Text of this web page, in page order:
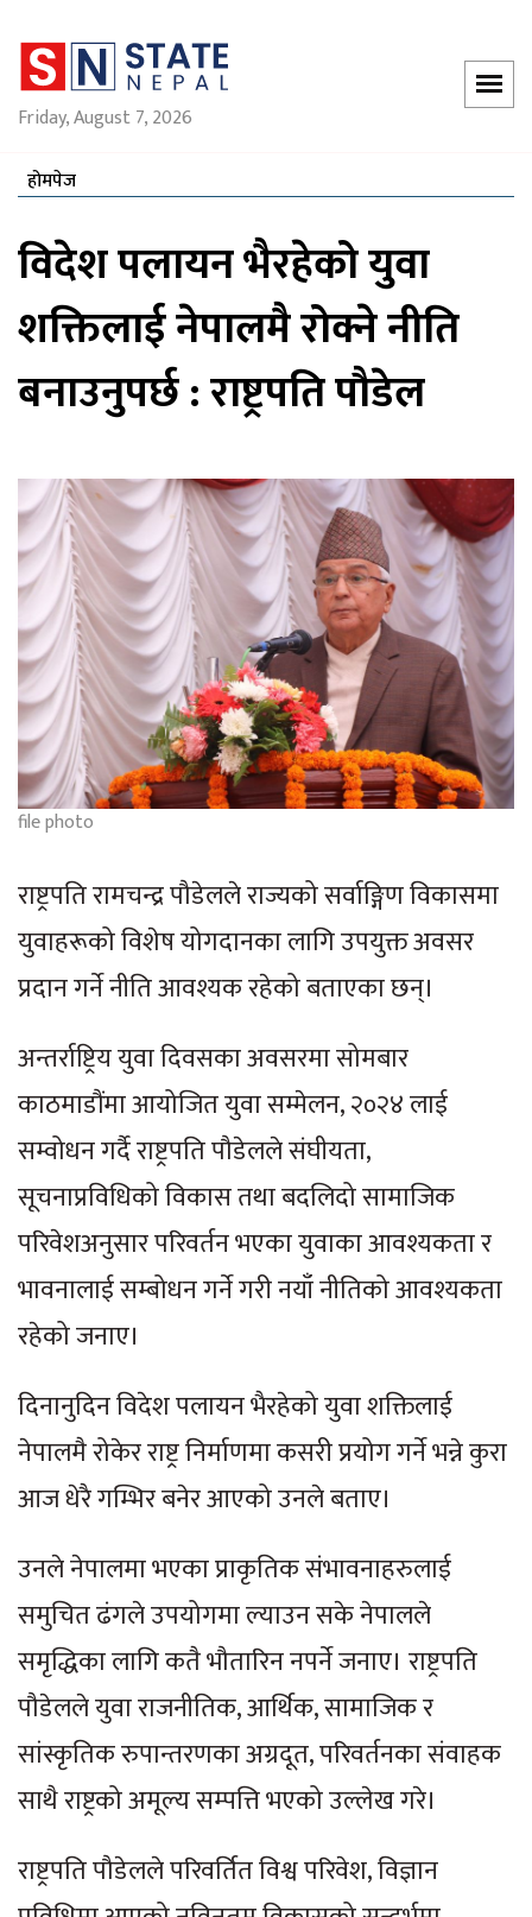
Friday, August 7, 2026
होमपेज
विदेश पलायन भैरहेको युवा
शक्तिलाई नेपालमै रोक्ने नीति
बनाउनुपर्छ : राष्ट्रपति पौडेल
file photo
राष्ट्रपति रामचन्द्र पौडेलले राज्यको सर्वाङ्गिण विकासमा
युवाहरूको विशेष योगदानका लागि उपयुक्त अवसर
प्रदान गर्ने नीति आवश्यक रहेको बताएका छन्।
अन्तर्राष्ट्रिय युवा दिवसका अवसरमा सोमबार
काठमाडौंमा आयोजित युवा सम्मेलन, २०२४ लाई
सम्वोधन गर्दै राष्ट्रपति पौडेलले संघीयता,
सूचनाप्रविधिको विकास तथा बदलिदो सामाजिक
परिवेशअनुसार परिवर्तन भएका युवाका आवश्यकता र
भावनालाई सम्बोधन गर्ने गरी नयाँ नीतिको आवश्यकता
रहेको जनाए।
दिनानुदिन विदेश पलायन भैरहेको युवा शक्तिलाई
नेपालमै रोकेर राष्ट्र निर्माणमा कसरी प्रयोग गर्ने भन्ने कुरा
आज धेरै गम्भिर बनेर आएको उनले बताए।
उनले नेपालमा भएका प्राकृतिक संभावनाहरुलाई
समुचित ढंगले उपयोगमा ल्याउन सके नेपालले
समृद्धिका लागि कतै भौतारिन नपर्ने जनाए। राष्ट्रपति
पौडेलले युवा राजनीतिक, आर्थिक, सामाजिक र
सांस्कृतिक रुपान्तरणका अग्रदूत, परिवर्तनका संवाहक
साथै राष्ट्रको अमूल्य सम्पत्ति भएको उल्लेख गरे।
राष्ट्रपति पौडेलले परिवर्तित विश्व परिवेश, विज्ञान